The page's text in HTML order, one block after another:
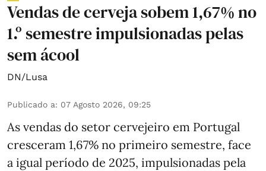
Vendas de cerveja sobem 1,67% no
1.º semestre impulsionadas pelas
sem ácool
DN/Lusa
Publicado a: 07 Agosto 2026, 09:25
As vendas do setor cervejeiro em Portugal
cresceram 1,67% no primeiro semestre, face
a igual período de 2025, impulsionadas pela